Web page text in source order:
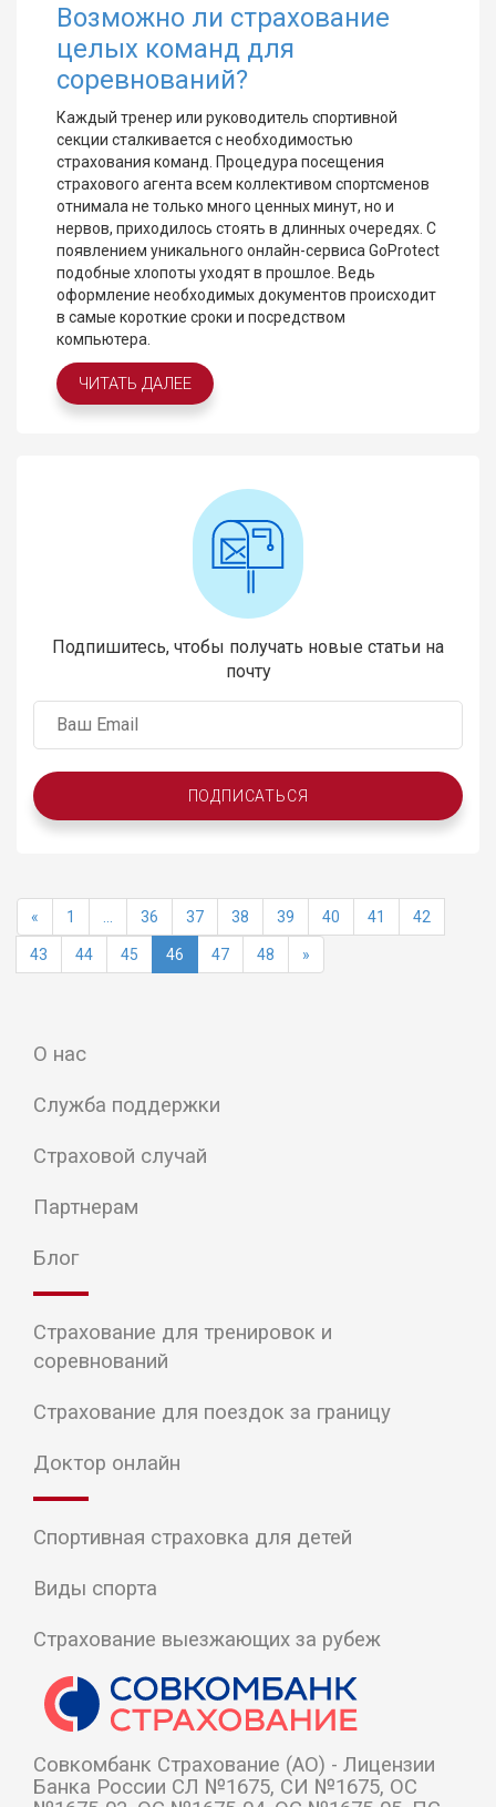
Возможно ли страхование
целых команд для
соревнований?
Каждый тренер или руководитель спортивной
секции сталкивается с необходимостью
страхования команд. Процедура посещения
страхового агента всем коллективом спортсменов
отнимала не только много ценных минут, но и
нервов, приходилось стоять в длинных очередях. С
появлением уникального онлайн-сервиса GoProtect
подобные хлопоты уходят в прошлое. Ведь
оформление необходимых документов происходит
в самые короткие сроки и посредством
компьютера.
ЧИТАТЬ ДАЛЕЕ
Подпишитесь, чтобы получать новые статьи на
почту
ПОДПИСАТЬСЯ
« 1 36 37 38 39 40 41 42
43 44 45 46 47 48 »
О нас
Служба поддержки
Страховой случай
Партнерам
Блог
Страхование для тренировок и
соревнований
Страхование для поездок за границу
Доктор онлайн
Спортивная страховка для детей
Виды спорта
Страхование выезжающих за рубеж
Cовкомбанк Страхование (АО) - Лицензии
Банка России СЛ №1675, СИ №1675, ОС